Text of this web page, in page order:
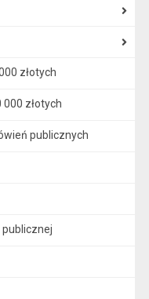
złotych
złotych
publicznych